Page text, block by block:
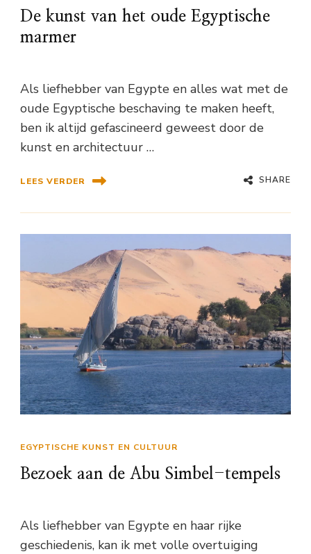
De kunst van het oude Egyptische
marmer
Als liefhebber van Egypte en alles wat met de
oude Egyptische beschaving te maken heeft,
ben ik altijd gefascineerd geweest door de
kunst en architectuur …
LEES VERDER SHARE
EGYPTISCHE KUNST EN CULTUUR
Bezoek aan de Abu Simbel-tempels
Als liefhebber van Egypte en haar rijke
geschiedenis, kan ik met volle overtuiging